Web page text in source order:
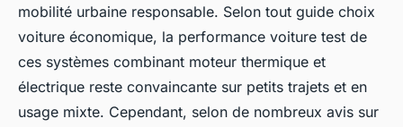
mobilité urbaine responsable. Selon tout guide choix
voiture économique, la performance voiture test de
ces systèmes combinant moteur thermique et
électrique reste convaincante sur petits trajets et en
usage mixte. Cependant, selon de nombreux avis sur